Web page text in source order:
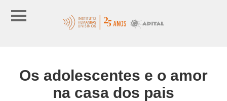
Os adolescentes e o amor
na casa dos pais